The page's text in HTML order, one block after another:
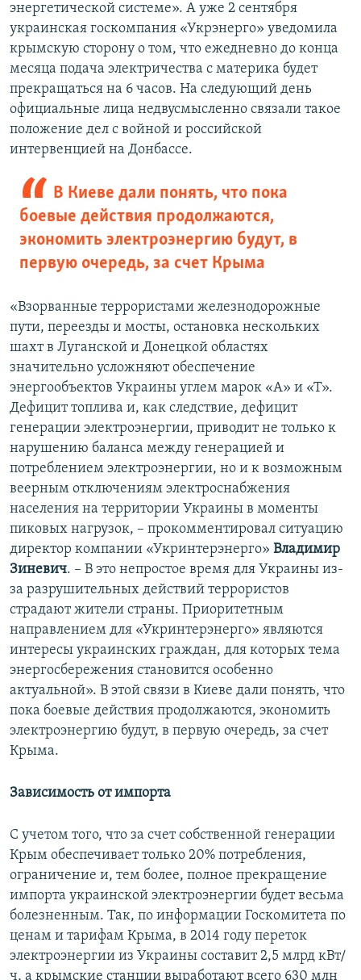
энергетической системе». А уже 2 сентября
украинская госкомпания «Укрэнерго» уведомила
крымскую сторону о том, что ежедневно до конца
месяца подача электричества с материка будет
прекращаться на 6 часов. На следующий день
официальные лица недвусмысленно связали такое
положение дел с войной и российской
интервенцией на Донбассе.
В Киеве дали понять, что пока
боевые действия продолжаются,
экономить электроэнергию будут, в
первую очередь, за счет Крыма
«Взорванные террористами железнодорожные
пути, переезды и мосты, остановка нескольких
шахт в Луганской и Донецкой областях
значительно усложняют обеспечение
энергообъектов Украины углем марок «А» и «Т».
Дефицит топлива и, как следствие, дефицит
генерации электроэнергии, приводит не только к
нарушению баланса между генерацией и
потреблением электроэнергии, но и к возможным
веерным отключениям электроснабжения
населения на территории Украины в моменты
пиковых нагрузок, – прокомментировал ситуацию
директор компании «Укринтерэнерго» Владимир
Зиневич. – В это непростое время для Украины из-
за разрушительных действий террористов
страдают жители страны. Приоритетным
направлением для «Укринтерэнерго» являются
интересы украинских граждан, для которых тема
энергосбережения становится особенно
актуальной». В этой связи в Киеве дали понять, что
пока боевые действия продолжаются, экономить
электроэнергию будут, в первую очередь, за счет
Крыма.
Зависимость от импорта
С учетом того, что за счет собственной генерации
Крым обеспечивает только 20% потребления,
ограничение и, тем более, полное прекращение
импорта украинской электроэнергии будет весьма
болезненным. Так, по информации Госкомитета по
ценам и тарифам Крыма, в 2014 году переток
электроэнергии из Украины составит 2,5 млрд кВт/
ч, а крымские станции выработают всего 630 млн